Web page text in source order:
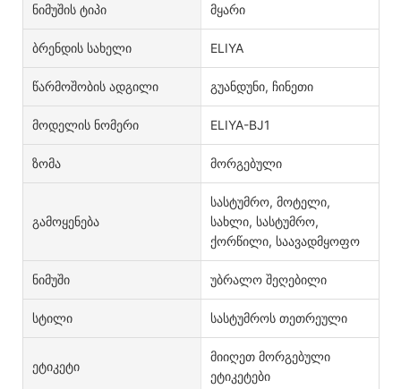
Ნიმუშის Ტიპი მყარი
Ბრენდის Სახელი ELIYA
Წარმოშობის Ადგილი გუანდუნი, ჩინეთი
Მოდელის Ნომერი ELIYA-BJ1
Ზომა მორგებული
Გამოყენება
სასტუმრო, მოტელი,
სახლი, სასტუმრო,
ქორწილი, საავადმყოფო
Ნიმუში უბრალო შეღებილი
Სტილი სასტუმროს თეთრეული
Ეტიკეტი
მიიღეთ მორგებული
ეტიკეტები